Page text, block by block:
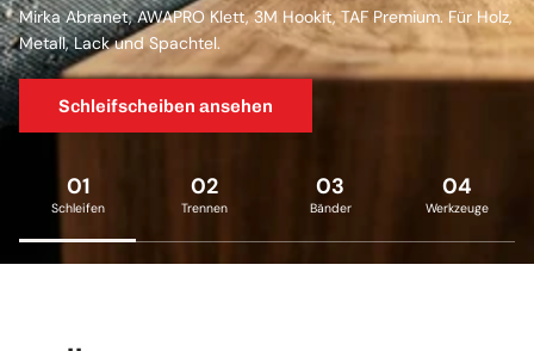
Mirka Abranet, AWAPRO Klett, 3M Hookit, TAF Premium. Für Holz,
Metall, Lack und Spachtel.
Schleifscheiben ansehen
01
Schleifen
02
Trennen
03
Bänder
04
Werkzeuge